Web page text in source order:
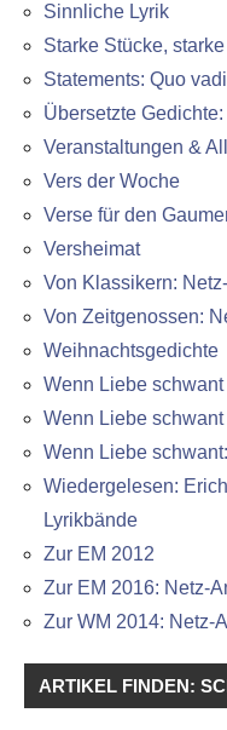
Sinnliche Lyrik
Starke Stücke,
Statements: Quo
Übersetzte
Veranstaltungen &
Vers der Woche
Verse für den
Versheimat
Von Klassikern:
Von Zeitgenossen:
Weihnachtsgedichte
Wenn Liebe
Wenn Liebe
Wenn Liebe
Wiedergelesen:
Lyrikbände
Zur EM 2012
Zur EM 2016: Netz-
Zur WM 2014: Netz-
ARTIKEL FINDEN: